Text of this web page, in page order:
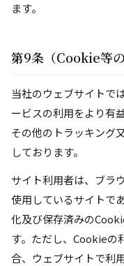
ます。
第9条（Cookie等の
当社のウェブサイトで
ービスの利用をより有
その他のトラッキング
しております。
サイト利用者は、ブラ
使用しているサイトで
化及び保存済みの
す。ただし、Cookieの
合、ウェブサイトで利